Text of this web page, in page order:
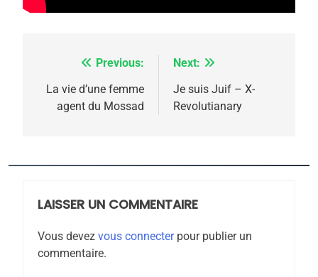
Navigation
de
l’article
Previous:
La vie d’une femme
agent du Mossad
Next:
Je suis Juif – X-
Revolutianary
LAISSER UN COMMENTAIRE
Vous devez vous connecterpour publier un
commentaire.
6
POURQUOI JE REVENDIQUE
MA JUDAÏTE par Thérèse
Zrihen-Dvir
JUDAISME
8
Tafraout, le miel de Tadla